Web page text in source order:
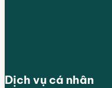
Dịch vụ cá nhân